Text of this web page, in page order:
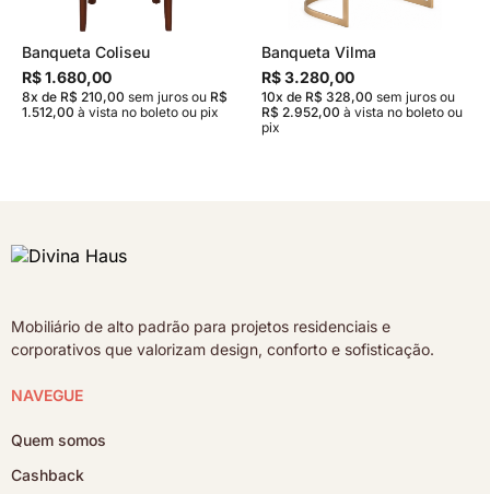
Banqueta Coliseu
R$ 1.680,00
8x de R$ 210,00 sem juros ou R$
1.512,00 à vista no boleto ou pix
Banqueta Vilma
R$ 3.280,00
10x de R$ 328,00 sem juros ou
R$ 2.952,00 à vista no boleto ou
pix
Mobiliário de alto padrão para projetos residenciais e
corporativos que valorizam design, conforto e sofisticação.
NAVEGUE
Quem somos
Cashback